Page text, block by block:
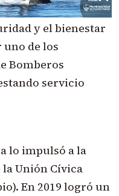
y el bienestar
uno de los
Bomberos
servicio
lo impulsó a la
Unión Cívica
En 2019 logró un